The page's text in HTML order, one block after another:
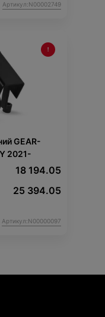
Артикул:N00002749
GEAR-
2021-
18 194.05
25 394.05
Артикул:N00000097